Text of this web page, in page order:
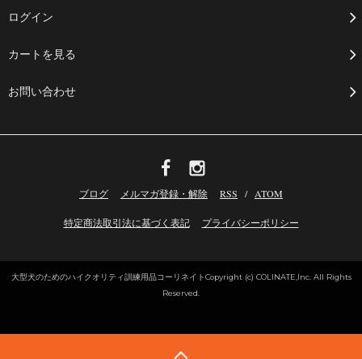
ログイン
カートを見る
お問い合わせ
ブログ メルマガ登録・解除 RSS / ATOM
特定商法取引法に基づく表記 プライバシーポリシー
大型犬のためのハイクオリティ訓練用品コーリネイトCopyright (c) COLINATE,Inc. All Rights
Reserved.